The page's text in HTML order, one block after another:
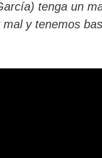
tenga un
mal y tenemos